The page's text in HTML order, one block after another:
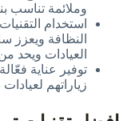
وملائمة تناسب
استخدام
النظافة ويعزز
العيادات ويحد
توفير عناية
زياراتهم